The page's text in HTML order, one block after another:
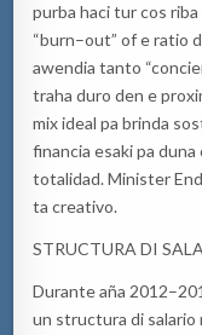
purba haci tur cos
“burn–out” of e ratio
awendiatanto “
traha duro dene
mix ideal pa brinda
financia esaki pa
totalidad.Minister
ta creativo.
STRUCTURA DI
Durante aña 2012–
un structura di salario